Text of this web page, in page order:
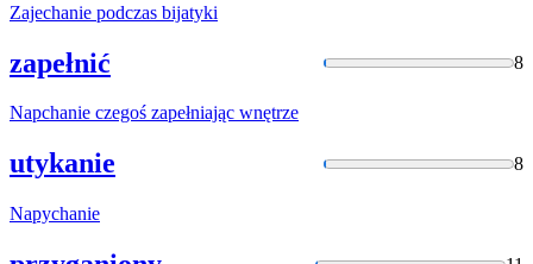
Zajechanie podczas bijatyki
zapełnić 8
Napchanie czegoś zapełniając wnętrze
utykanie 8
Napychanie